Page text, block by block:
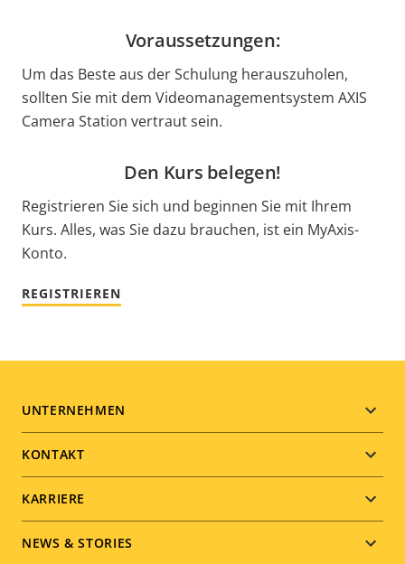
Voraussetzungen:
Um das Beste aus der Schulung herauszuholen,
sollten Sie mit dem Videomanagementsystem AXIS
Camera Station vertraut sein.
Den Kurs belegen!
Registrieren Sie sich und beginnen Sie mit Ihrem
Kurs. Alles, was Sie dazu brauchen, ist ein MyAxis-
Konto.
REGISTRIEREN
Footer
menu
UNTERNEHMEN
KONTAKT
KARRIERE
NEWS & STORIES